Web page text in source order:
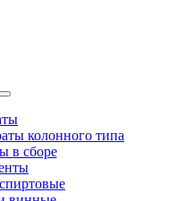
колонного типа
в сборе